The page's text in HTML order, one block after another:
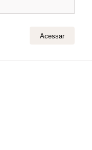
Acessar